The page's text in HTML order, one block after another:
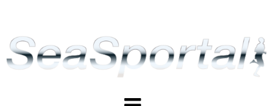
navigering